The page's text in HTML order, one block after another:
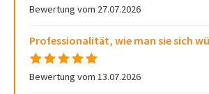
Bewertung vom 27.07.2026
Professionalität, wie man sie sich
Bewertung vom 13.07.2026